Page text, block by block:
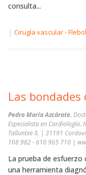
consulta...
| Cirugía vascular -
Las
Pedro María Azcárate.
Especialista en Cardiología.
Talluntxe II. | 31191
108 982 - 610 965 710 |
La prueba de esfuerzo
una herramienta